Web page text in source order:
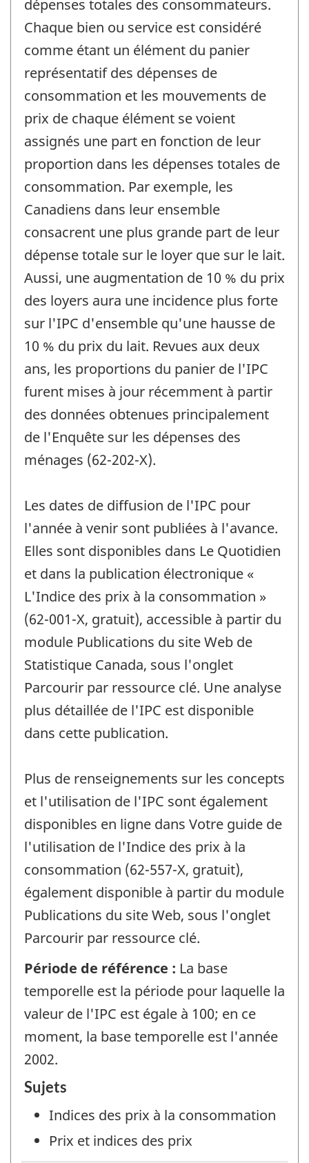
dépenses totales des consommateurs.
Chaque bien ou service est considéré
comme étant un élément du panier
représentatif des dépenses de
consommation et les mouvements de
prix de chaque élément se voient
assignés une part en fonction de leur
proportion dans les dépenses totales de
consommation. Par exemple, les
Canadiens dans leur ensemble
consacrent une plus grande part de leur
dépense totale sur le loyer que sur le lait.
Aussi, une augmentation de 10 % du prix
des loyers aura une incidence plus forte
sur l'IPC d'ensemble qu'une hausse de
10 % du prix du lait. Revues aux deux
ans, les proportions du panier de l'IPC
furent mises à jour récemment à partir
des données obtenues principalement
de l'Enquête sur les dépenses des
ménages (62-202-X).
Les dates de diffusion de l'IPC pour
l'année à venir sont publiées à l'avance.
Elles sont disponibles dans Le Quotidien
et dans la publication électronique «
L'Indice des prix à la consommation »
(62-001-X, gratuit), accessible à partir du
module Publications du site Web de
Statistique Canada, sous l'onglet
Parcourir par ressource clé. Une analyse
plus détaillée de l'IPC est disponible
dans cette publication.
Plus de renseignements sur les concepts
et l'utilisation de l'IPC sont également
disponibles en ligne dans Votre guide de
l'utilisation de l'Indice des prix à la
consommation (62-557-X, gratuit),
également disponible à partir du module
Publications du site Web, sous l'onglet
Parcourir par ressource clé.
Période de référence : La base
temporelle est la période pour laquelle la
valeur de l'IPC est égale à 100; en ce
moment, la base temporelle est l'année
2002.
Sujets
Indices des prix à la consommation
Prix et indices des prix